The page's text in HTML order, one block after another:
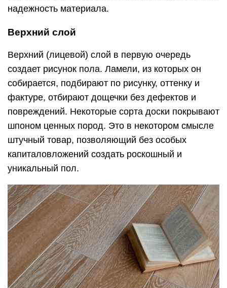
надежность материала.
Верхний слой
Верхний (лицевой) слой в первую очередь
создает рисунок пола. Ламели, из которых он
собирается, подбирают по рисунку, оттенку и
фактуре, отбирают дощечки без дефектов и
повреждений. Некоторые сорта доски покрывают
шпоном ценных пород. Это в некотором смысле
штучный товар, позволяющий без особых
капиталовложений создать роскошный и
уникальный пол.